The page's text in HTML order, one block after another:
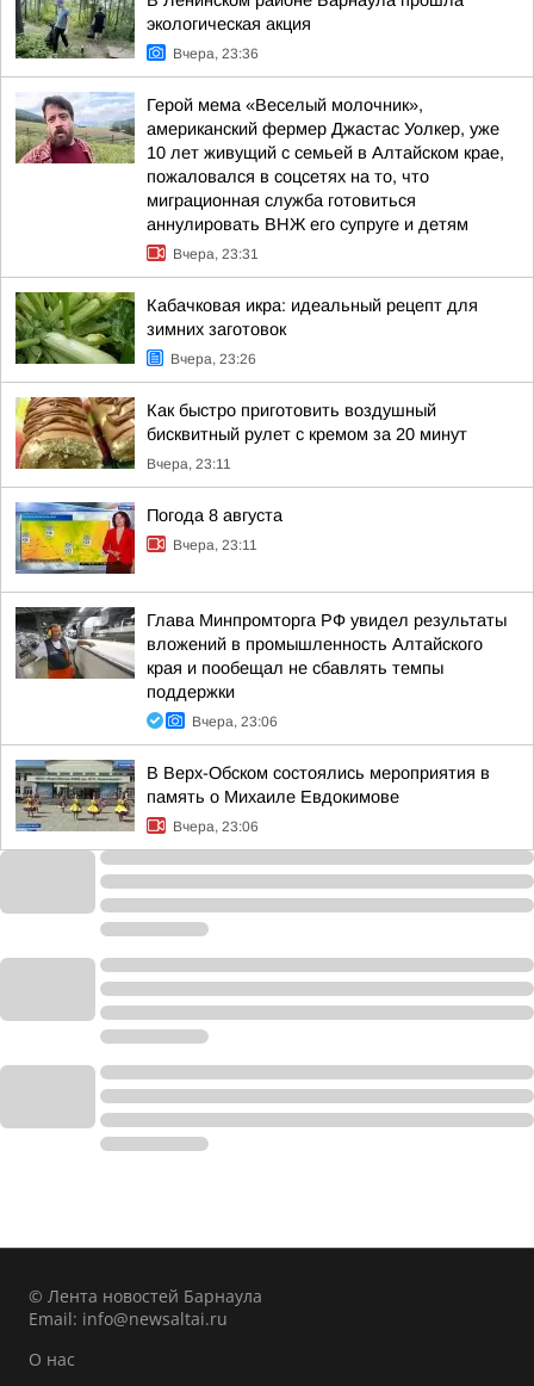
экологическая акция
Вчера, 23:36
Герой мема «Веселый молочник»,
американский фермер Джастас Уолкер, уже
10 лет живущий с семьей в Алтайском крае,
пожаловался в соцсетях на то, что
миграционная служба готовиться
аннулировать ВНЖ его супруге и детям
Вчера, 23:31
Кабачковая икра: идеальный рецепт для
зимних заготовок
Вчера, 23:26
Как быстро приготовить воздушный
бисквитный рулет с кремом за 20 минут
Вчера, 23:11
Погода 8 августа
Вчера, 23:11
Глава Минпромторга РФ увидел результаты
вложений в промышленность Алтайского
края и пообещал не сбавлять темпы
поддержки
Вчера, 23:06
В Верх-Обском состоялись мероприятия в
память о Михаиле Евдокимове
Вчера, 23:06
© Лента новостей Барнаула
Email: info@newsaltai.ru
О нас